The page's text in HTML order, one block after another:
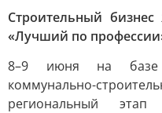
Строительный
«Лучший по
8–9 июня на базе
коммунально-
региональный этап